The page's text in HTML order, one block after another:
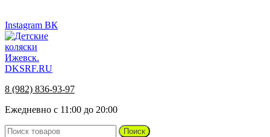
Instagram ВК
8 (982) 836-93-97
Ежедневно с 11:00 до 20:00
Поиск